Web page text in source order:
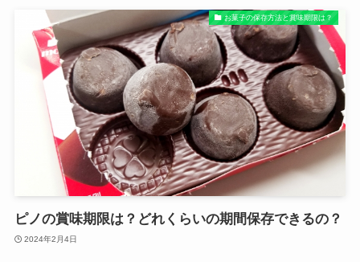
お菓子の保存方法と賞味期限は？
ピノの賞味期限は？どれくらいの期間保存できるの？
2024年2月4日